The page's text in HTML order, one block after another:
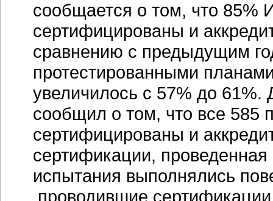
сообщается о том, что 85%
сертифицированы и
сравнению с предыдущим
протестированными
увеличилось с 57% до 61%.
сообщил о том, что все
сертифицированы и
сертификации, проведенная
испытания выполнялись
проводившие